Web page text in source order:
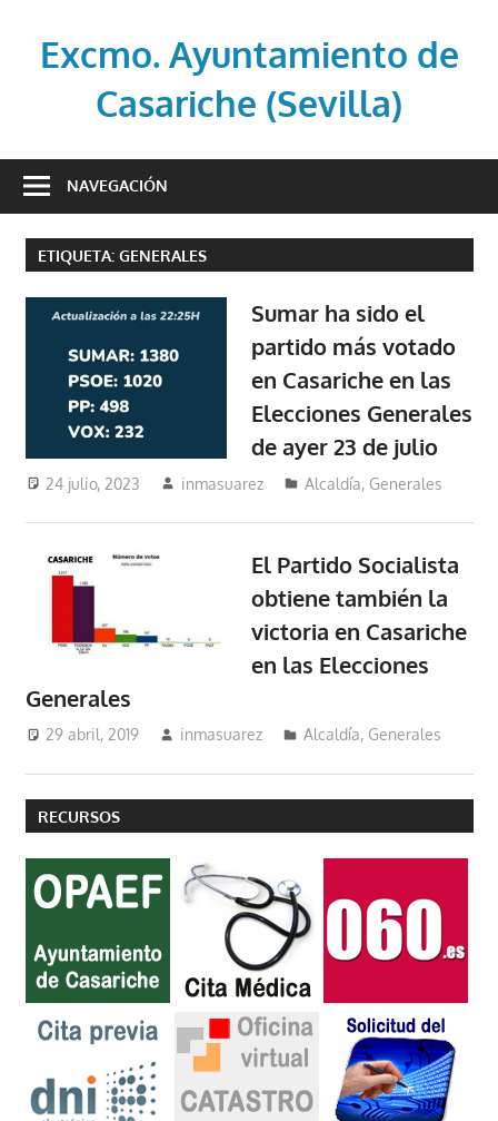
contenidoExcmo. Ayuntamiento de
Casariche (Sevilla)
oficial
Ayuntamiento
de
Casariche
(Sevilla)
NAVEGACIÓN
ETIQUETA: GENERALES
Sumar ha sido el
partido más votado
en Casariche en las
Elecciones Generales
de ayer 23 de julio
24 julio, 2023 inmasuarez Alcaldía, Generales
El Partido Socialista
obtiene también la
victoria en Casariche
en las Elecciones
Generales
29 abril, 2019 inmasuarez Alcaldía, Generales
RECURSOS